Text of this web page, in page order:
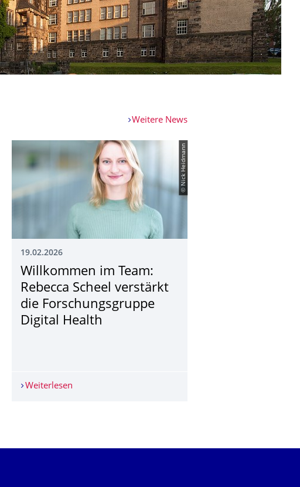
Weitere News
Markets: Digitale Transformation und Verantwortung im Öffentlichen
© Nick Heidmann
19.02.2026
Willkommen im Team:
Rebecca Scheel verstärkt
die Forschungsgruppe
Digital Health
Weiterlesen